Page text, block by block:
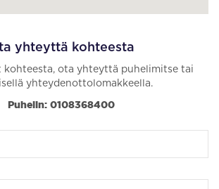
yhteyttä kohteesta
kohteesta, ota yhteyttä puhelimitse tai
yhteydenottolomakkeella.
Puhelin: 0108368400